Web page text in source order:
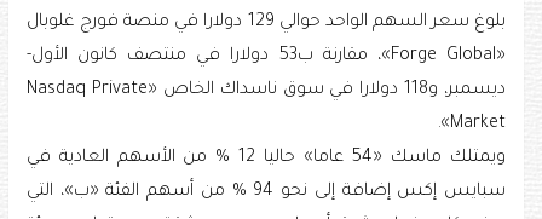
بلوغ سعر السهم الواحد حوالي 129 دولارا في منصة فورج غلوبال
«Forge Global»، مقارنة ب53 دولارا في منتصف كانون الأول-
ديسمبر، و118 دولارا في سوق ناسداك الخاص «Nasdaq Private
Market».
ويمتلك ماسك «54 عاما» حاليا 12 % من الأسهم العادية في
سبايس إكس إضافة إلى نحو 94 % من أسهم الفئة «ب»، التي